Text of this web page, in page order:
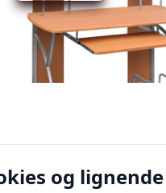
og lignende